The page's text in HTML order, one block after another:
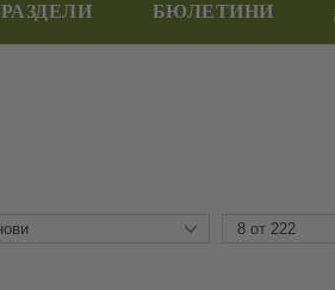
РАЗДЕЛИ БЮЛЕТИНИ